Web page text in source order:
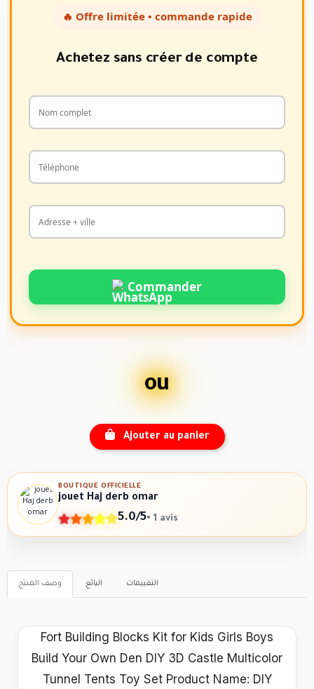
🔥 Offre limitée • commande rapide
Achetez sans créer de compte
Commander
ou
Ajouter au panier
BOUTIQUE OFFICIELLE
jouet Haj derb omar
5.0/5• 1 avis
وصف المنتج البائع التقييمات
Fort Building Blocks Kit for Kids Girls Boys
Build Your Own Den DIY 3D Castle Multicolor
Tunnel Tents Toy Set Product Name: DIY